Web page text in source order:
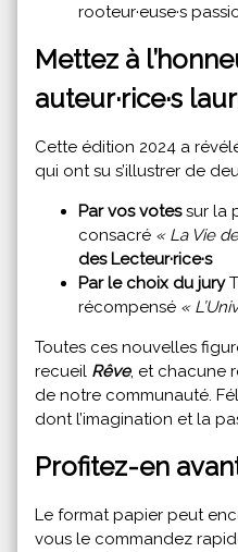
rooteur·euse·s
Mettez à
auteur·rice·s
Cette édition 2024 a
qui ont su s’illustrer de
Par vos votessur la
consacré « La Vie
des Lecteur·rice·s
Par le choix du jury
récompensé «
Toutes ces nouvelles
recueil Rêve, et chacune
de notre communauté.
dont l’imagination et la
Profitez-en
Le format papier peut
vous le commandez